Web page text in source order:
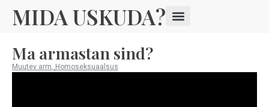
MIDA USKUDA?
Ma armastan sind?
Muutev arm, Homoseksuaalsus